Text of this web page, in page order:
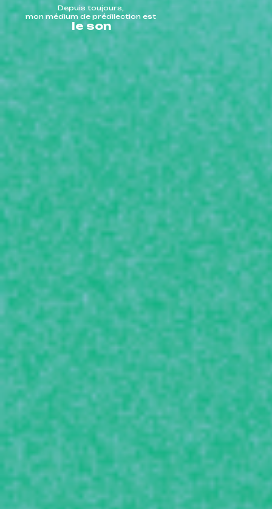
le son
Depuis toujours,
mon médium de prédilection est